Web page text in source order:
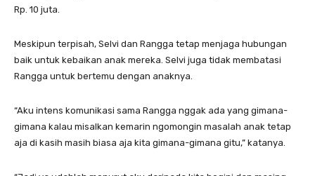
Rp. 10 juta.
Meskipun terpisah, Selvi dan Rangga tetap menjaga hubungan
baik untuk kebaikan anak mereka. Selvi juga tidak membatasi
Rangga untuk bertemu dengan anaknya.
“Aku intens komunikasi sama Rangga nggak ada yang gimana-
gimana kalau misalkan kemarin ngomongin masalah anak tetap
aja di kasih masih biasa aja kita gimana-gimana gitu,” katanya.